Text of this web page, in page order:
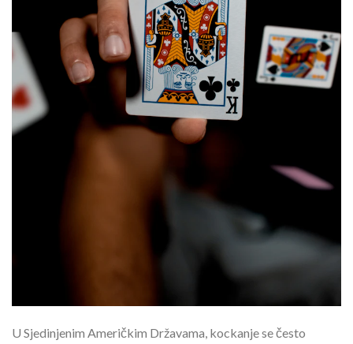
U Sjedinjenim Američkim Državama, kockanje se često